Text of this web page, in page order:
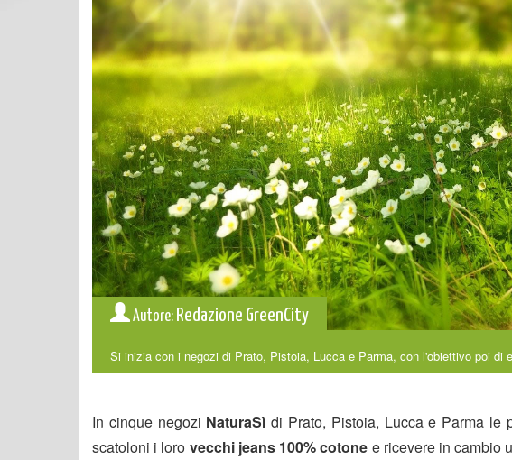
Autore: Redazione GreenCity
Si inizia con i negozi di Prato, Pistoia, Lucca e Parma, con l'obiettivo poi di
In cinque negozi NaturaSì di Prato, Pistoia, Lucca e Parma le
scatoloni i loro vecchi jeans 100% cotone e ricevere in cambio